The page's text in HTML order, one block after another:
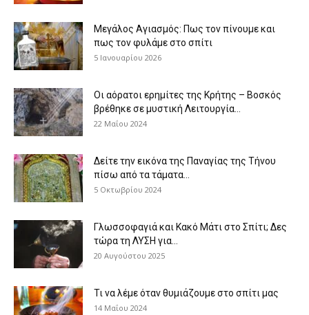
Μεγάλος Αγιασμός: Πως τον πίνουμε και
πως τον φυλάμε στο σπίτι
5 Ιανουαρίου 2026
Οι αόρατοι ερημίτες της Κρήτης – Βοσκός
βρέθηκε σε μυστική Λειτουργία...
22 Μαΐου 2024
Δείτε την εικόνα της Παναγίας της Τήνου
πίσω από τα τάματα...
5 Οκτωβρίου 2024
Γλωσσοφαγιά και Κακό Μάτι στο Σπίτι; Δες
τώρα τη ΛΥΣΗ για...
20 Αυγούστου 2025
Τι να λέμε όταν θυμιάζουμε στο σπίτι μας
14 Μαΐου 2024